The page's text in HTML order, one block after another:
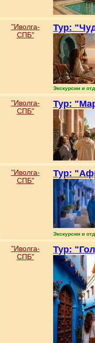
"Иволга-
СПБ"
Тур:
Экскурсии и
"Иволга-
СПБ"
Тур:
"Иволга-
СПБ"
Тур:
Экскурсии и
"Иволга-
СПБ"
Тур: